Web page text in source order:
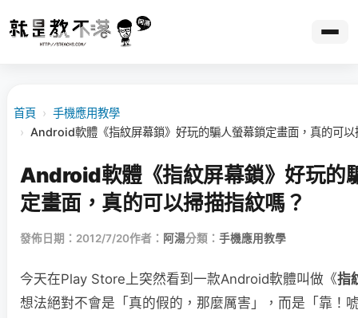
首頁 › 手機應用教學
› Android軟體《指紋屏幕鎖》好玩的騙人螢幕鎖定畫面，真的可以
Android軟體《指紋屏幕鎖》好玩的
定畫面，真的可以掃描指紋嗎？
發佈日期：2012/7/20作者： 阿湯分類： 手機應用教學
今天在Play Store上突然看到一款Android軟體叫做《指
想法絕對不會是「真的假的，那麼厲害」，而是「靠！